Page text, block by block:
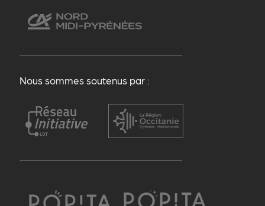
Nous sommes soutenus par :